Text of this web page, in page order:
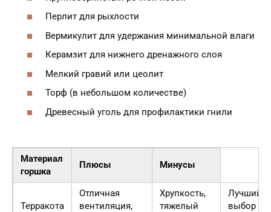
Перлит для рыхлости
Вермикулит для удержания минимальной влаги
Керамзит для нижнего дренажного слоя
Мелкий гравий или цеолит
Торф (в небольшом количестве)
Древесный уголь для профилактики гнили
Материал
горшка
Плюсы Минусы
Терракота
Отличная
вентиляция,
Хрупкость,
тяжелый
Лучший
выбор